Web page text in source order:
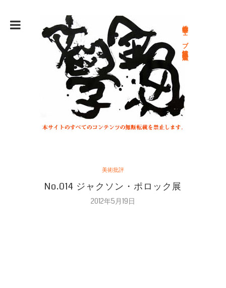
総合文学ウェブ情報誌 文学金魚
美術批評
No.014 ジャクソン・ポロック展
2012年5月19日